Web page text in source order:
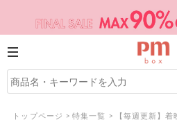
トップページ > 特集一覧 > 【毎週更新】